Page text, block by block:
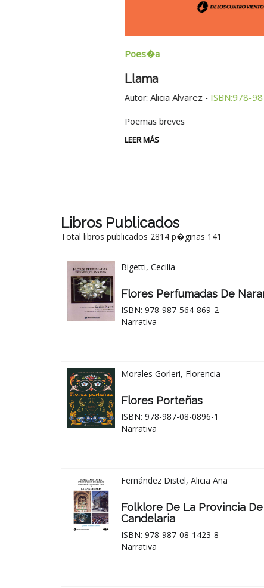
Alicia Alvarez-ISBN:978-987-08-
Poemas breves
Libros Publicados
Total libros publicados 2814 p�ginas 141
Bigetti, Cecilia
Flores Perfumadas De
ISBN: 978-987-564-869-2
Narrativa
Morales Gorleri, Florencia
Flores Porteñas
ISBN: 978-987-08-0896-1
Narrativa
Fernández Distel, Alicia Ana
Folklore De La Provincia
Candelaria
ISBN: 978-987-08-1423-8
Narrativa